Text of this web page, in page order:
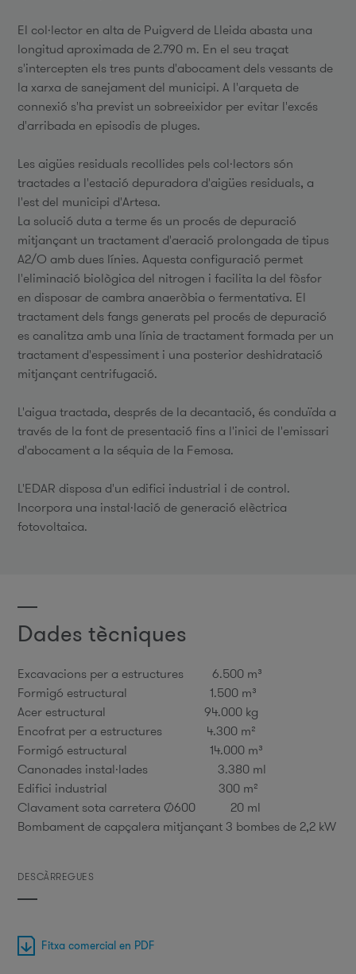
El col·lector en alta de Puigverd de Lleida abasta una
longitud aproximada de 2.790 m. En el seu traçat
s'intercepten els tres punts d'abocament dels vessants de
la xarxa de sanejament del municipi. A l'arqueta de
connexió s'ha previst un sobreeixidor per evitar l'excés
d'arribada en episodis de pluges.
Les aigües residuals recollides pels col·lectors són
tractades a l'estació depuradora d'aigües residuals, a
l'est del municipi d'Artesa.
La solució duta a terme és un procés de depuració
mitjançant un tractament d'aeració prolongada de tipus
A2/O amb dues línies. Aquesta configuració permet
l'eliminació biològica del nitrogen i facilita la del fòsfor
en disposar de cambra anaeròbia o fermentativa. El
tractament dels fangs generats pel procés de depuració
es canalitza amb una línia de tractament formada per un
tractament d'espessiment i una posterior deshidratació
mitjançant centrifugació.
L'aigua tractada, després de la decantació, és conduïda a
través de la font de presentació fins a l'inici de l'emissari
d'abocament a la séquia de la Femosa.
L'EDAR disposa d'un edifici industrial i de control.
Incorpora una instal·lació de generació elèctrica
fotovoltaica.
Dades tècniques
Excavacions per a estructures 6.500 m³
Formigó estructural 1.500 m³
Acer estructural 94.000 kg
Encofrat per a estructures 4.300 m²
Formigó estructural 14.000 m³
Canonades instal·lades 3.380 ml
Edifici industrial 300 m²
Clavament sota carretera Ø600 20 ml
Bombament de capçalera mitjançant 3 bombes de 2,2 kW
DESCÀRREGUES
Fitxa comercial en PDF